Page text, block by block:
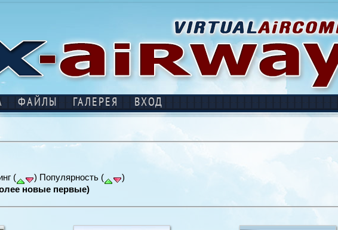
ФАЙЛЫ ГАЛЕРЕЯ ВХОД
( ) Популярность (
)
новые первые)